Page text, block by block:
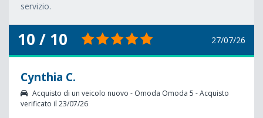
servizio.
10 / 10 27/07/26
Cynthia C.
Acquisto di un veicolo nuovo - Omoda Omoda 5 - Acquisto
verificato il 23/07/26